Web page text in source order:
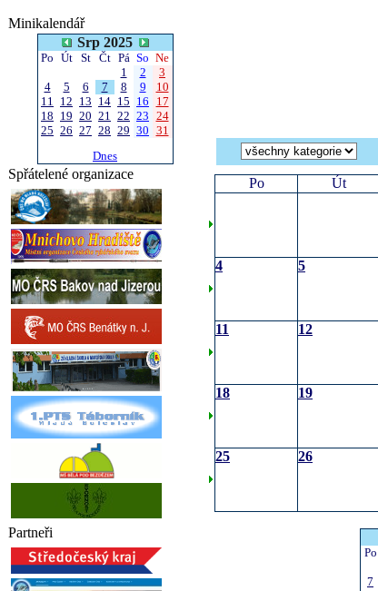
Minikalendář
Srp 2025
Po Út St Čt Pá So Ne
1
2
3
4
5 6 7 8 9
10
11 12 13 14 15 16
17
18 19 20 21 22 23 24
25 26 27 28 29 30 31
Dnes
Spřátelené organizace
Partneři
Po Út
4 5
11 12
18 19
25 26
Po
7